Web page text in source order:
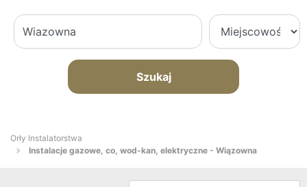
Szukaj
Orły Instalatorstwa
Instalacje gazowe, co, wod-kan, elektryczne - Wiązowna